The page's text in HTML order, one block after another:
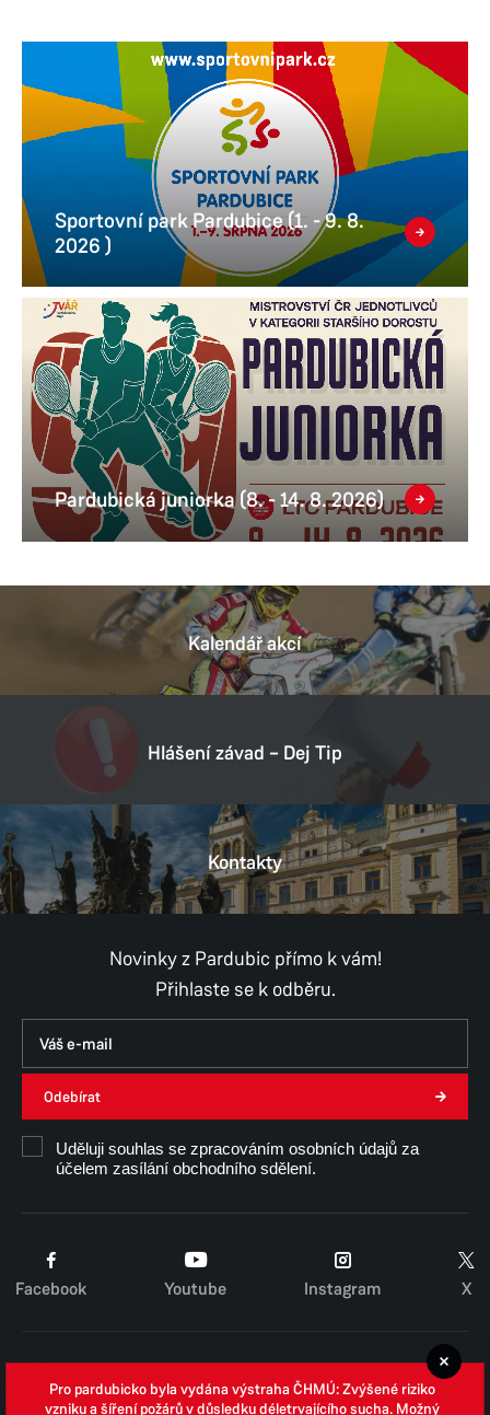
Sportovní park Pardubice (1. - 9. 8.
2026 )
Pardubická juniorka (8. - 14. 8. 2026)
Kalendář akcí
Hlášení závad – Dej Tip
Kontakty
Novinky z Pardubic přímo k vám!
Přihlaste se k odběru.
Odebírat
Uděluji souhlas se zpracováním osobních údajů za
účelem zasílání obchodního sdělení.
Facebook Youtube Instagram X
Zpracování osobních údajů
Pro pardubicko byla vydána výstraha ČHMÚ: Zvýšené riziko
vzniku a šíření požárů v důsledku déletrvajícího sucha. Možný